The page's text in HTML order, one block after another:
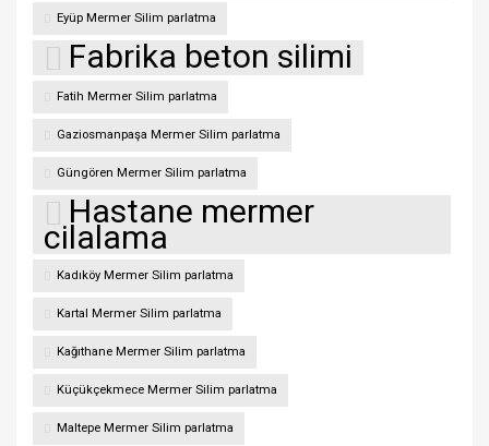
Eyüp Mermer Silim parlatma
Fabrika beton silimi
Fatih Mermer Silim parlatma
Gaziosmanpaşa Mermer Silim parlatma
Güngören Mermer Silim parlatma
Hastane mermer
cilalama
Kadıköy Mermer Silim parlatma
Kartal Mermer Silim parlatma
Kağıthane Mermer Silim parlatma
Küçükçekmece Mermer Silim parlatma
Maltepe Mermer Silim parlatma